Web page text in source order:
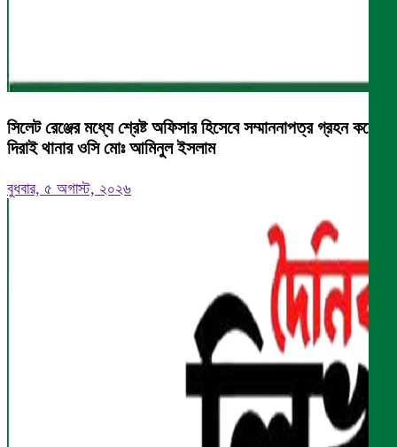
সিলেট রেঞ্জের মধ্যে শ্রেষ্ট অফিসার হিসেবে সম্মাননাপত্র গ্রহন করেন
দিরাই থানার ওসি মোঃ আমিনুল ইসলাম
বুধবার, ৫ অগাস্ট, ২০২৬